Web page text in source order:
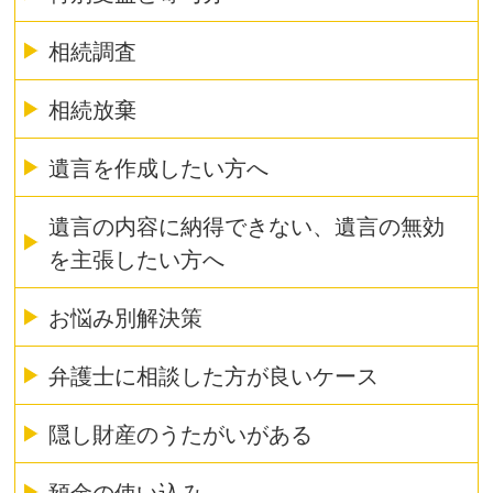
相続調査
相続放棄
遺言を作成したい方へ
遺言の内容に納得できない、遺言の無効
を主張したい方へ
お悩み別解決策
弁護士に相談した方が良いケース
隠し財産のうたがいがある